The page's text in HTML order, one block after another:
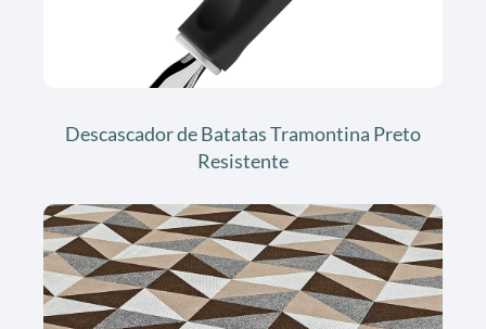
Descascador de Batatas Tramontina Preto
Resistente